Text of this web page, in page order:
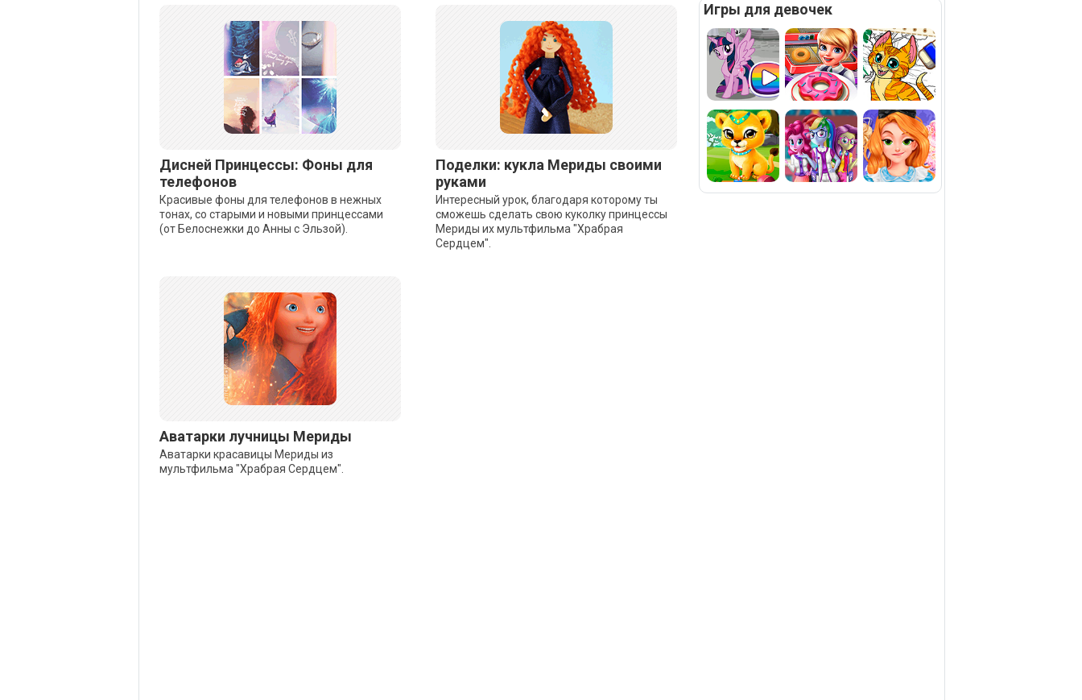
Дисней Принцессы: Фоны для
телефонов
Красивые фоны для телефонов в нежных
тонах, со старыми и новыми принцессами
(от Белоснежки до Анны с Эльзой).
Поделки: кукла Мериды своими
руками
Интересный урок, благодаря которому ты
сможешь сделать свою куколку принцессы
Мериды их мультфильма "Храбрая
Сердцем".
Аватарки лучницы Мериды
Аватарки красавицы Мериды из
мультфильма "Храбрая Сердцем".
Игры для девочек